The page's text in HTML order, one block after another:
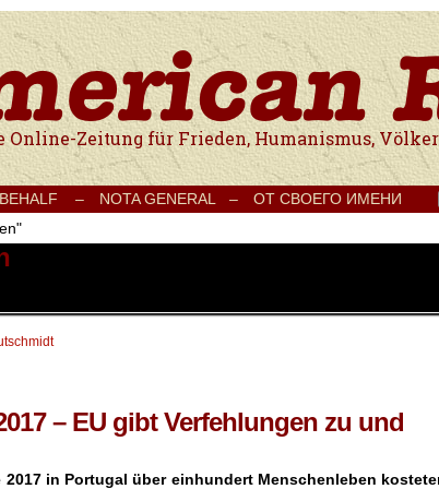
für Frieden, Humanismus, Völkerverständigung und
BEHALF – NOTA GENERAL – ОТ СВОЕГО ИМЕНИ
– EU gibt Verfehlungen zu und
2017 in Portugal über einhundert Menschenleben